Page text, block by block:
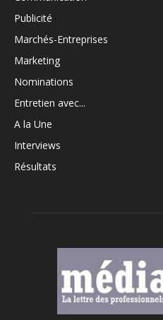
Publicité
Marchés-Entreprises
Marketing
Nominations
Entretien avec...
A la Une
Interviews
Résultats